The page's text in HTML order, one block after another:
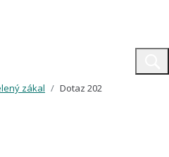
zákal Dotaz 202